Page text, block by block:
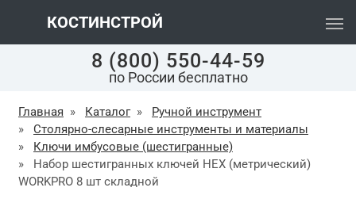
КОСТИНСТРОЙ
8 (800) 550-44-59
по России бесплатно
Главная » Каталог »
Ручной инструмент
»
Столярно-слесарные инструменты и материалы
»
Ключи имбусовые (шестигранные)
»
Набор шестигранных ключей HEX (метрический)
WORKPRO 8 шт складной